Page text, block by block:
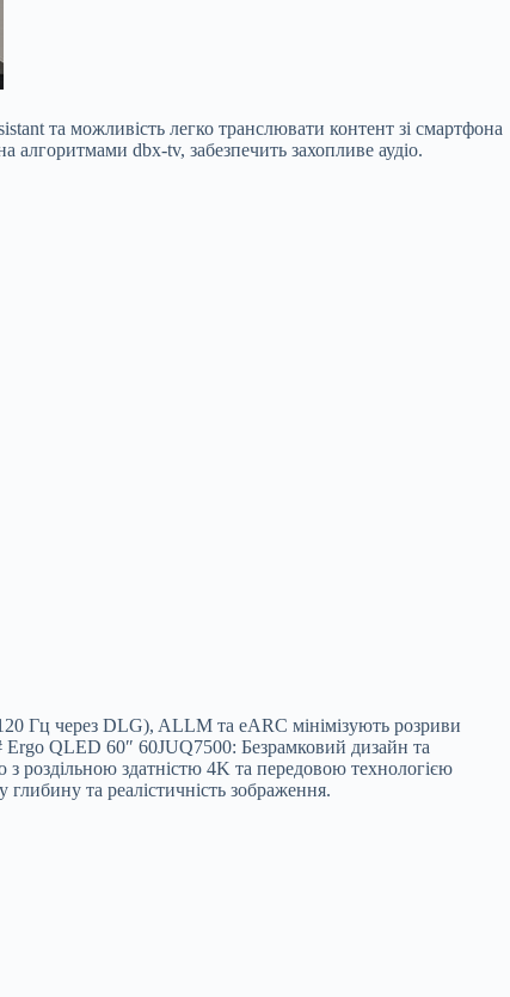
та можливість легко транслювати контент зі смартфона
dbx-tv, забезпечить захопливе аудіо.
Гц через DLG), ALLM та eARC мінімізують розриви
QLED 60″ 60JUQ7500: Безрамковий дизайн та
роздільною здатністю 4K та передовою технологією
та реалістичність зображення.